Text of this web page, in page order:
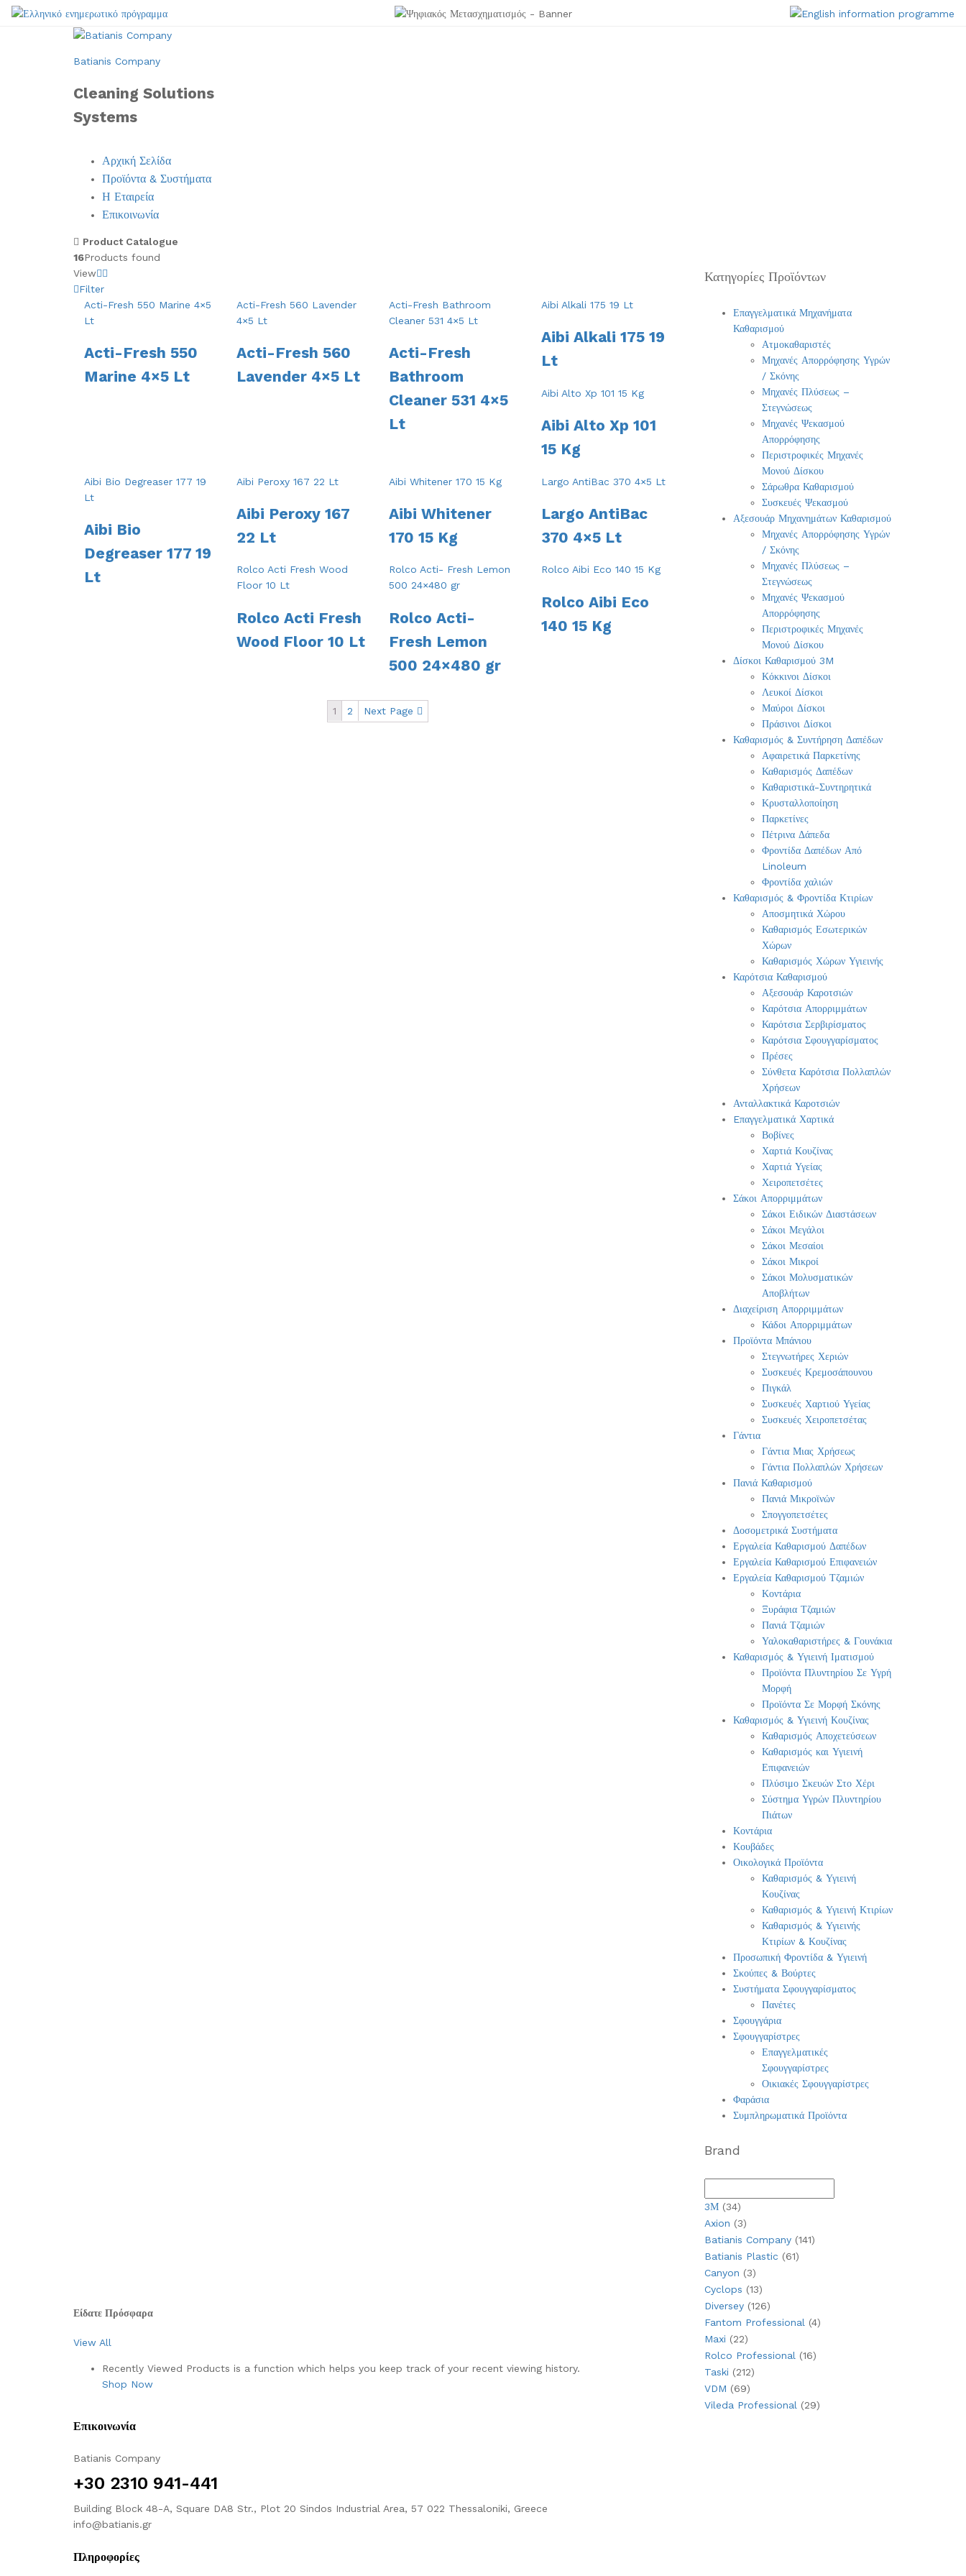
Batianis Company
Cleaning Solutions
Systems
Αρχική Σελίδα
Προϊόντα & Συστήματα
Η Εταιρεία
Επικοινωνία
Product Catalogue
16Products found
View
Filter
Acti-Fresh 550
Marine 4×5 Lt
Acti-Fresh 560
Lavender 4×5 Lt
Acti-Fresh
Bathroom
Cleaner 531 4×5
Lt
Aibi Alkali 175 19
Lt
Aibi Alto Xp 101
15 Kg
Aibi Bio
Degreaser 177 19
Lt
Aibi Peroxy 167
22 Lt
Aibi Whitener
170 15 Kg
Largo AntiBac
370 4×5 Lt
Rolco Acti Fresh
Wood Floor 10 Lt
Rolco Acti-
Fresh Lemon
500 24×480 gr
Rolco Aibi Eco
140 15 Kg
1 2 Next Page
Κατηγορίες Προϊόντων
Επαγγελματικά Μηχανήματα
Καθαρισμού
Ατμοκαθαριστές
Μηχανές Απορρόφησης Υγρών
/ Σκόνης
Μηχανές Πλύσεως –
Στεγνώσεως
Μηχανές Ψεκασμού
Απορρόφησης
Περιστροφικές Μηχανές
Μονού Δίσκου
Σάρωθρα Καθαρισμού
Συσκευές Ψεκασμού
Αξεσουάρ Μηχανημάτων Καθαρισμού
Μηχανές Απορρόφησης Υγρών
/ Σκόνης
Μηχανές Πλύσεως –
Στεγνώσεως
Μηχανές Ψεκασμού
Απορρόφησης
Περιστροφικές Μηχανές
Μονού Δίσκου
Δίσκοι Καθαρισμού 3M
Κόκκινοι Δίσκοι
Λευκοί Δίσκοι
Μαύροι Δίσκοι
Πράσινοι Δίσκοι
Καθαρισμός & Συντήρηση Δαπέδων
Αφαιρετικά Παρκετίνης
Καθαρισμός Δαπέδων
Καθαριστικά-Συντηρητικά
Κρυσταλλοποίηση
Παρκετίνες
Πέτρινα Δάπεδα
Φροντίδα Δαπέδων Από
Linoleum
Φροντίδα χαλιών
Καθαρισμός & Φροντίδα Κτιρίων
Αποσμητικά Χώρου
Καθαρισμός Εσωτερικών
Χώρων
Καθαρισμός Χώρων Υγιεινής
Καρότσια Καθαρισμού
Αξεσουάρ Καροτσιών
Καρότσια Απορριμμάτων
Καρότσια Σερβιρίσματος
Καρότσια Σφουγγαρίσματος
Πρέσες
Σύνθετα Καρότσια Πολλαπλών
Χρήσεων
Ανταλλακτικά Καροτσιών
Eπαγγελματικά Χαρτικά
Βοβίνες
Χαρτιά Κουζίνας
Χαρτιά Υγείας
Χειροπετσέτες
Σάκοι Απορριμμάτων
Σάκοι Ειδικών Διαστάσεων
Σάκοι Μεγάλοι
Σάκοι Μεσαίοι
Σάκοι Μικροί
Σάκοι Μολυσματικών
Αποβλήτων
Διαχείριση Απορριμμάτων
Κάδοι Απορριμμάτων
Προϊόντα Μπάνιου
Στεγνωτήρες Χεριών
Συσκευές Κρεμοσάπουνου
Πιγκάλ
Συσκευές Χαρτιού Υγείας
Συσκευές Χειροπετσέτας
Γάντια
Γάντια Μιας Χρήσεως
Γάντια Πολλαπλών Χρήσεων
Πανιά Καθαρισμού
Πανιά Μικροϊνών
Σπογγοπετσέτες
Δοσομετρικά Συστήματα
Εργαλεία Καθαρισμού Δαπέδων
Εργαλεία Καθαρισμού Επιφανειών
Εργαλεία Καθαρισμού Τζαμιών
Κοντάρια
Ξυράφια Τζαμιών
Πανιά Τζαμιών
Υαλοκαθαριστήρες & Γουνάκια
Καθαρισμός & Υγιεινή Ιματισμού
Προϊόντα Πλυντηρίου Σε Υγρή
Μορφή
Προϊόντα Σε Μορφή Σκόνης
Καθαρισμός & Υγιεινή Κουζίνας
Καθαρισμός Αποχετεύσεων
Καθαρισμός και Υγιεινή
Επιφανειών
Πλύσιμο Σκευών Στο Χέρι
Σύστημα Υγρών Πλυντηρίου
Πιάτων
Κοντάρια
Κουβάδες
Οικολογικά Προϊόντα
Καθαρισμός & Υγιεινή
Κουζίνας
Καθαρισμός & Υγιεινή Κτιρίων
Καθαρισμός & Υγιεινής
Κτιρίων & Κουζίνας
Προσωπική Φροντίδα & Υγιεινή
Σκούπες & Βούρτες
Συστήματα Σφουγγαρίσματος
Πανέτες
Σφουγγάρια
Σφουγγαρίστρες
Επαγγελματικές
Σφουγγαρίστρες
Οικιακές Σφουγγαρίστρες
Φαράσια
Συμπληρωματικά Προϊόντα
Brand
3Μ (34)
Axion (3)
Batianis Company (141)
Batianis Plastic (61)
Canyon (3)
Cyclops (13)
Diversey (126)
Fantom Professional (4)
Maxi (22)
Rolco Professional (16)
Taski (212)
VDM (69)
Vileda Professional (29)
Είδατε Πρόσφαρα
View All
Recently Viewed Products is a function which helps you keep track of your recent viewing history.
Shop Now
Επικοινωνία
Batianis Company
+30 2310 941-441
Building Block 48-A, Square DA8 Str., Plot 20 Sindos Industrial Area, 57 022 Thessaloniki, Greece
info@batianis.gr
Πληροφορίες